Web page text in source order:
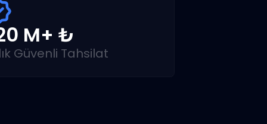
M+ ₺
Güvenli Tahsilat